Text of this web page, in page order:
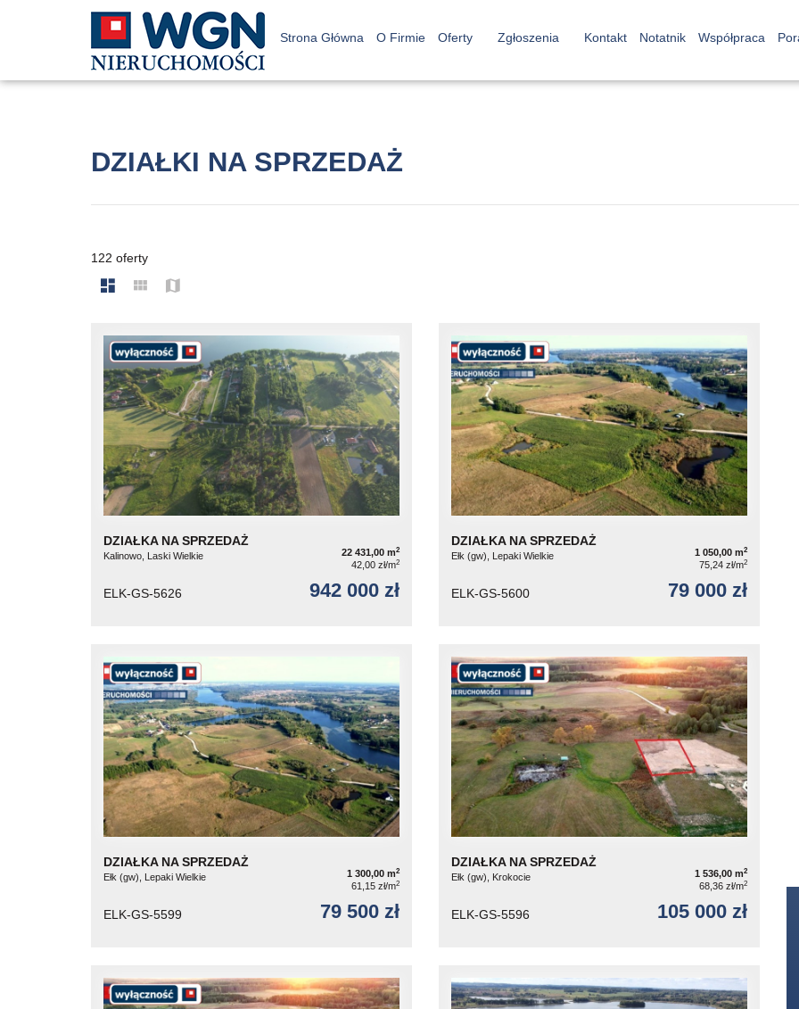
Strona Główna O Firmie Oferty Zgłoszenia Kontakt Notatnik Współpraca
DZIAŁKI NA SPRZEDAŻ
122 oferty
DZIAŁKA NA SPRZEDAŻ
Kalinowo, Laski Wielkie 22 431,00 m2
42,00 zł/m2
ELK-GS-5626 942 000 zł
DZIAŁKA NA SPRZEDAŻ
Ełk (gw), Lepaki Wielkie 1 050,00 m2
75,24 zł/m2
ELK-GS-5600 79 000 zł
DZIAŁKA NA SPRZEDAŻ
Ełk (gw), Lepaki Wielkie 1 300,00 m2
61,15 zł/m2
ELK-GS-5599 79 500 zł
DZIAŁKA NA SPRZEDAŻ
Ełk (gw), Krokocie 1 536,00 m2
68,36 zł/m2
ELK-GS-5596 105 000 zł